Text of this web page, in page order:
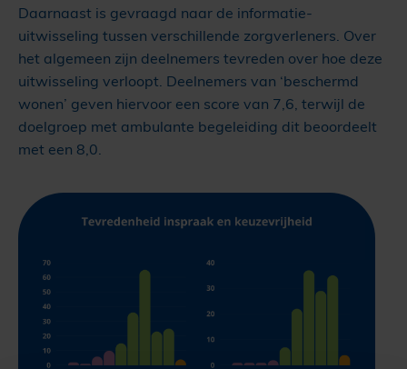
Daarnaast is gevraagd naar de informatie-
uitwisseling tussen verschillende zorgverleners. Over
het algemeen zijn deelnemers tevreden over hoe deze
uitwisseling verloopt. Deelnemers van ‘beschermd
wonen’ geven hiervoor een score van 7,6, terwijl de
doelgroep met ambulante begeleiding dit beoordeelt
met een 8,0.